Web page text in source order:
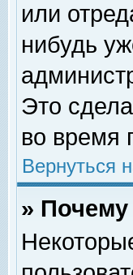
или
нибудь
Это
во время
Вернуться
»